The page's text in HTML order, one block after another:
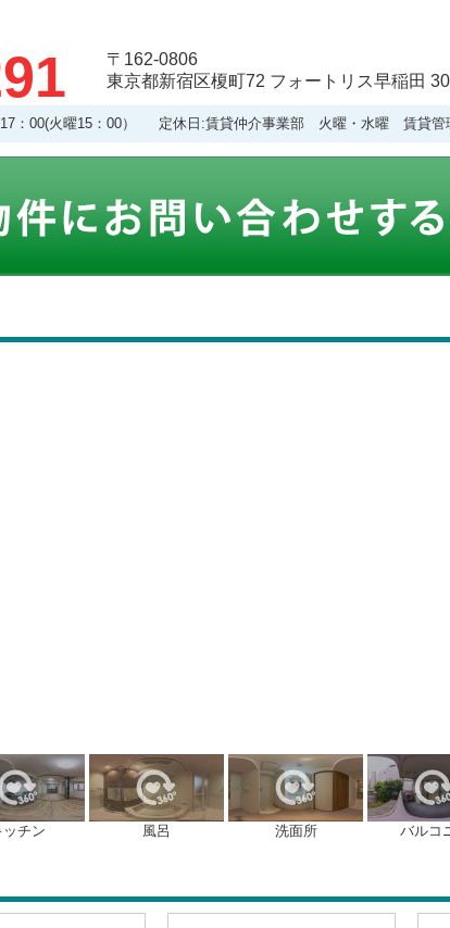
〒162-0806
東京都新宿区榎町72 フォートリス早稲田
17：00(火曜15：00） 定休日:賃貸仲介事業部 火曜・水曜 賃貸管
ッチン 風呂 洗面所 バルコ